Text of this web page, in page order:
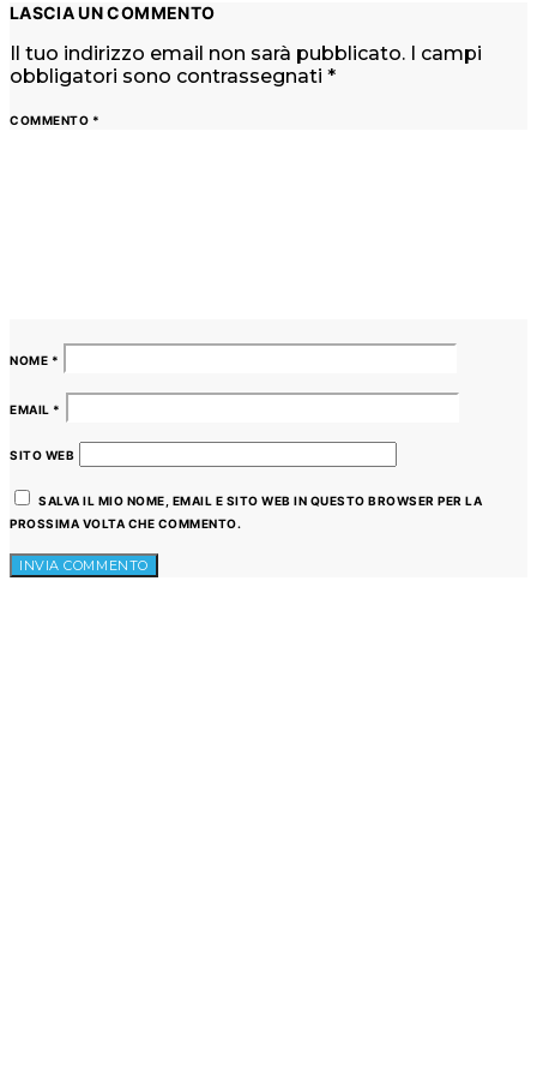
LASCIA UN COMMENTO
Il tuo indirizzo email non sarà pubblicato. I campi
obbligatori sono contrassegnati *
COMMENTO *
NOME *
EMAIL *
SITO WEB
SALVA IL MIO NOME, EMAIL E SITO WEB IN QUESTO BROWSER PER LA
PROSSIMA VOLTA CHE COMMENTO.